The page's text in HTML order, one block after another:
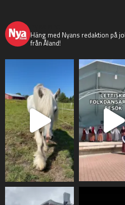
Häng med Nyans redaktion på
från Åland!